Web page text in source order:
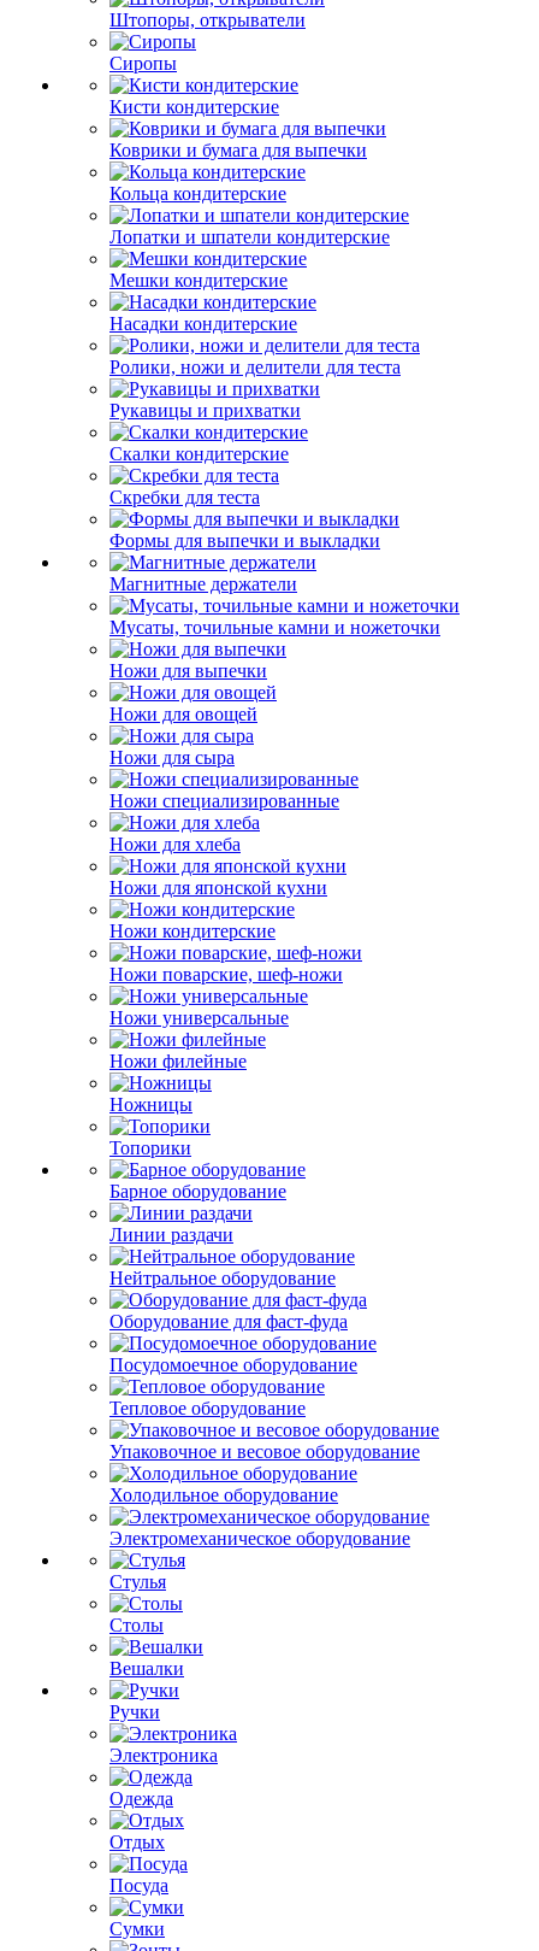
Штопоры, открыватели
Сиропы
Кисти кондитерские
Коврики и бумага для выпечки
Кольца кондитерские
Лопатки и шпатели кондитерские
Мешки кондитерские
Насадки кондитерские
Ролики, ножи и делители для теста
Рукавицы и прихватки
Скалки кондитерские
Скребки для теста
Формы для выпечки и выкладки
Магнитные держатели
Мусаты, точильные камни и ножеточки
Ножи для выпечки
Ножи для овощей
Ножи для сыра
Ножи специализированные
Ножи для хлеба
Ножи для японской кухни
Ножи кондитерские
Ножи поварские, шеф-ножи
Ножи универсальные
Ножи филейные
Ножницы
Топорики
Барное оборудование
Линии раздачи
Нейтральное оборудование
Оборудование для фаст-фуда
Посудомоечное оборудование
Тепловое оборудование
Упаковочное и весовое оборудование
Холодильное оборудование
Электромеханическое оборудование
Стулья
Столы
Вешалки
Ручки
Электроника
Одежда
Отдых
Посуда
Сумки